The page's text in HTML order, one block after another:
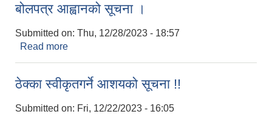
बोलपत्र आह्वानको सूचना ।
Submitted on: Thu, 12/28/2023 - 18:57
Read more
ठेक्का स्वीकृतगर्ने आशयको सूचना !!
Submitted on: Fri, 12/22/2023 - 16:05